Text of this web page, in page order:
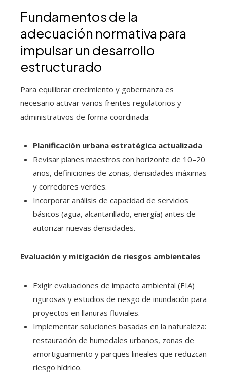
Fundamentos de la
adecuación normativa para
impulsar un desarrollo
estructurado
Para equilibrar crecimiento y gobernanza es
necesario activar varios frentes regulatorios y
administrativos de forma coordinada:
Planificación urbana estratégica actualizada
Revisar planes maestros con horizonte de 10–20
años, definiciones de zonas, densidades máximas
y corredores verdes.
Incorporar análisis de capacidad de servicios
básicos (agua, alcantarillado, energía) antes de
autorizar nuevas densidades.
Evaluación y mitigación de riesgos ambientales
Exigir evaluaciones de impacto ambiental (EIA)
rigurosas y estudios de riesgo de inundación para
proyectos en llanuras fluviales.
Implementar soluciones basadas en la naturaleza:
restauración de humedales urbanos, zonas de
amortiguamiento y parques lineales que reduzcan
riesgo hídrico.